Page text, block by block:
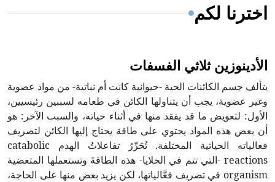
اخترنا لكم
الأدينوزين ثلاثي الفسفات
يتألف جسم الكائنات الحية -حيوانية كانت أم نباتية- من مواد عضوية
وغير عضوية، يجب أن يتناولها الكائن في طعامه لسببين رئيسيين،
الأول: لتعويض ما قد يفقد منها في أثناء حياته، والسبب الآخر: هو
أن بعض هذه المواد يحتوي على طاقة يحتاج إليها الكائن لتصريف
فعالياته الحياتية المختلفة. تُحَرِّرُ تفاعلاتُ الهدم catabolic
reactions -التي تتم في الخلايا- هذه الطاقةَ وتستعملها المتعضية
organism في تصريف فعَّالياتها، لكن يزيد بعض منها على الحاجة،